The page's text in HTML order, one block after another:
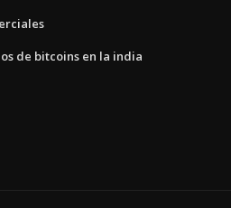
de bitcoins en la india